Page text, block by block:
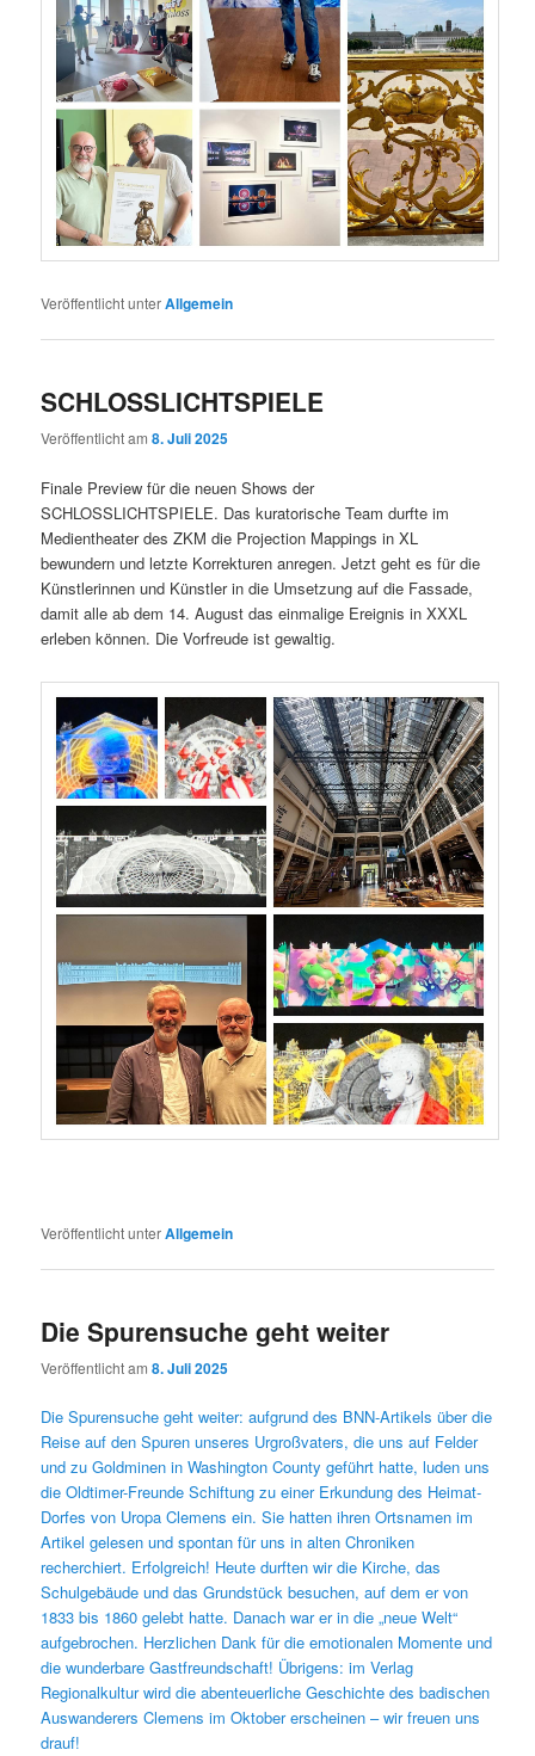
Veröffentlicht unterAllgemein
SCHLOSSLICHTSPIELE
Veröffentlicht am8. Juli 2025
Finale Preview für die neuen Shows der
SCHLOSSLICHTSPIELE. Das kuratorische Team durfte im
Medientheater des ZKM die Projection Mappings in XL
bewundern und letzte Korrekturen anregen. Jetzt geht es für die
Künstlerinnen und Künstler in die Umsetzung auf die Fassade,
damit alle ab dem 14. August das einmalige Ereignis in XXXL
erleben können. Die Vorfreude ist gewaltig.
Veröffentlicht unterAllgemein
Die Spurensuche geht weiter
Veröffentlicht am8. Juli 2025
Die Spurensuche geht weiter: aufgrund des BNN-Artikels über die
Reise auf den Spuren unseres Urgroßvaters, die uns auf Felder
und zu Goldminen in Washington County geführt hatte, luden uns
die Oldtimer-Freunde Schiftung zu einer Erkundung des Heimat-
Dorfes von Uropa Clemens ein. Sie hatten ihren Ortsnamen im
Artikel gelesen und spontan für uns in alten Chroniken
recherchiert. Erfolgreich! Heute durften wir die Kirche, das
Schulgebäude und das Grundstück besuchen, auf dem er von
1833 bis 1860 gelebt hatte. Danach war er in die „neue Welt“
aufgebrochen. Herzlichen Dank für die emotionalen Momente und
die wunderbare Gastfreundschaft! Übrigens: im Verlag
Regionalkultur wird die abenteuerliche Geschichte des badischen
Auswanderers Clemens im Oktober erscheinen – wir freuen uns
drauf!